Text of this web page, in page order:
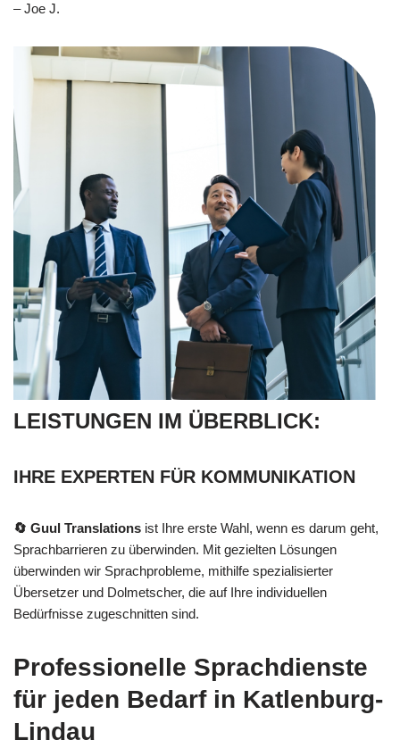
– Joe J.
LEISTUNGEN IM ÜBERBLICK:
IHRE EXPERTEN FÜR KOMMUNIKATION
🔄 Guul Translations ist Ihre erste Wahl, wenn es darum geht,
Sprachbarrieren zu überwinden. Mit gezielten Lösungen
überwinden wir Sprachprobleme, mithilfe spezialisierter
Übersetzer und Dolmetscher, die auf Ihre individuellen
Bedürfnisse zugeschnitten sind.
Professionelle Sprachdienste
für jeden Bedarf in Katlenburg-
Lindau